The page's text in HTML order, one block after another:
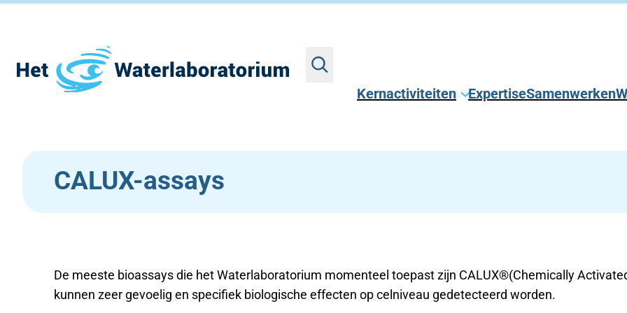
inhoud
n
Kernactiviteiten ExpertiseSamenwerken
CALUX-assays
De meeste bioassays die het Waterlaboratorium momenteel toepast zijn CALUX®(Chemically
kunnen zeer gevoelig en specifiek biologische effecten op celniveau gedetecteerd worden.